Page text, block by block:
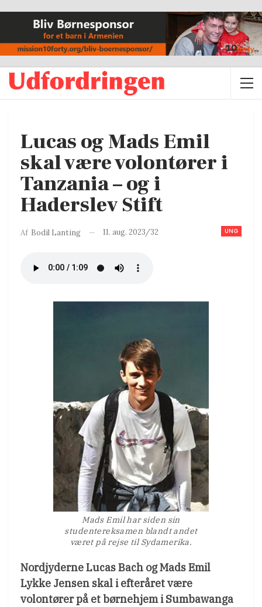
Lucas og Mads Emil
skal være volontører i
Tanzania – og i
Haderslev Stift
UNG
Af Bodil Lanting 11. aug. 2023/32
Mads Emil har siden sin
studentereksamen blandt andet
været på rejse til Sydamerika.
Nordjyderne Lucas Bach og Mads Emil
Lykke Jensen skal i efteråret være
volontører på et børnehjem i Sumbawanga